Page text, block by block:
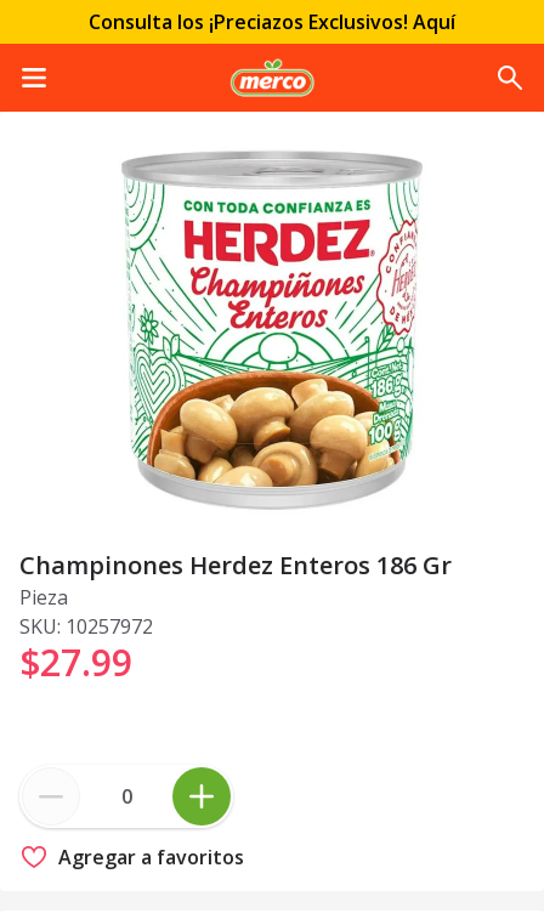
Consulta los ¡Preciazos Exclusivos! Aquí
Champinones Herdez Enteros 186 Gr
Pieza
SKU: 10257972
$27.99
Agregar a favoritos